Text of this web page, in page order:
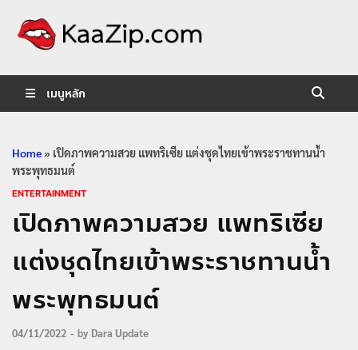
เมนูหลัก
Home» เปิดภาพความสวย แพทริเซีย แต่งชุดไทยเข้าพระราชทานน้ำ
พระพุทธมนต์
ENTERTAINMENT
เปิดภาพความสวย แพทริเซีย
แต่งชุดไทยเข้าพระราชทานน้ำ
พระพุทธมนต์
04/11/2022 - by Dara Update